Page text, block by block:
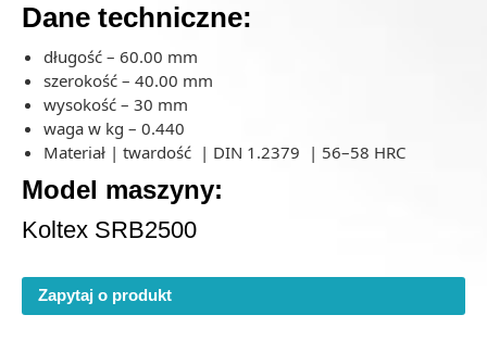
Dane techniczne:
długość – 60.00 mm
szerokość – 40.00 mm
wysokość – 30 mm
waga w kg – 0.440
Materiał | twardość | DIN 1.2379 | 56–58 HRC
Model maszyny:
Koltex SRB2500
Zapytaj o produkt